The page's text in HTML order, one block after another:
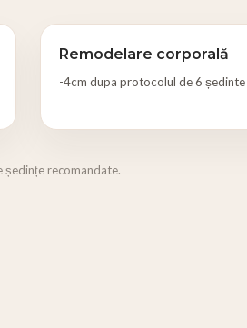
Remodelare corporală
-4cm dupa protocolul de 6
ședințe recomandate.